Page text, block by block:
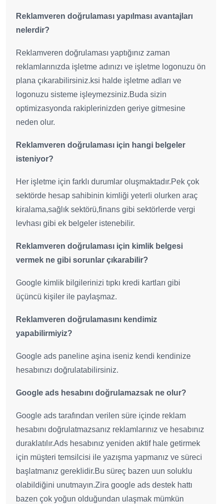
Reklamveren doğrulaması yapılması avantajları
nelerdir?
Reklamveren doğrulaması yaptığınız zaman
reklamlarınızda işletme adınızı ve işletme logonuzu ön
plana çıkarabilirsiniz.ksi halde işletme adları ve
logonuzu sisteme işleymezsiniz.Buda sizin
optimizasyonda rakiplerinizden geriye gitmesine
neden olur.
Reklamveren doğrulaması için hangi belgeler
isteniyor?
Her işletme için farklı durumlar oluşmaktadır.Pek çok
sektörde hesap sahibinin kimliği yeterli olurken araç
kiralama,sağlık sektörü,finans gibi sektörlerde vergi
levhası gibi ek belgeler istenebilir.
Reklamveren doğrulaması için kimlik belgesi
vermek ne gibi sorunlar çıkarabilir?
Google kimlik bilgilerinizi tıpkı kredi kartları gibi
üçüncü kişiler ile paylaşmaz.
Reklamveren doğrulamasını kendimiz
yapabilirmiyiz?
Google ads paneline aşina iseniz kendi kendinize
hesabınızı doğrulatabilirsiniz.
Google ads hesabını doğrulamazsak ne olur?
Google ads tarafından verilen süre içinde reklam
hesabını doğrulatmazsanız reklamlarınız ve hesabınız
duraklatılır.Ads hesabınız yeniden aktif hale getirmek
için müşteri temsilcisi ile yazışma yapmanız ve süreci
başlatmanız gereklidir.Bu süreç bazen uun soluklu
olabildiğini unutmayın.Zira google ads destek hattı
bazen çok yoğun olduğundan ulaşmak mümkün